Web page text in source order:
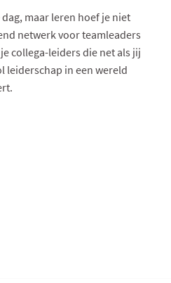
maar leren hoef je niet
netwerk voor teamleaders
collega-leiders die net als jij
leiderschap in een wereld